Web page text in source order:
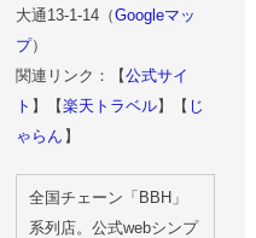
大通13-1-14（Googleマッ
プ）
関連リンク：【公式サイ
ト 】【楽天トラベル】【 じ
ゃらん 】
全国チェーン「BBH」
系列店。公式webシンプ